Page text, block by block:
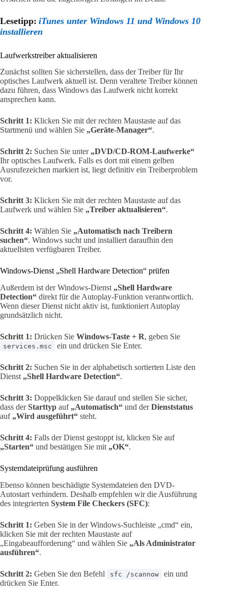
Lesetipp: iTunes unter Windows 11 und Windows 10
installieren
Laufwerkstreiber aktualisieren
Zunächst sollten Sie sicherstellen, dass der Treiber für Ihr
optisches Laufwerk aktuell ist. Denn veraltete Treiber können
dazu führen, dass Windows das Laufwerk nicht korrekt
ansprechen kann.
Schritt 1: Klicken Sie mit der rechten Maustaste auf das
Startmenü und wählen Sie „Geräte-Manager“.
Schritt 2: Suchen Sie unter „DVD/CD-ROM-Laufwerke“
Ihr optisches Laufwerk. Falls es dort mit einem gelben
Ausrufezeichen markiert ist, liegt definitiv ein Treiberproblem
vor.
Schritt 3: Klicken Sie mit der rechten Maustaste auf das
Laufwerk und wählen Sie „Treiber aktualisieren“.
Schritt 4: Wählen Sie „Automatisch nach Treibern
suchen“. Windows sucht und installiert daraufhin den
aktuellsten verfügbaren Treiber.
Windows-Dienst „Shell Hardware Detection“ prüfen
Außerdem ist der Windows-Dienst „Shell Hardware
Detection“ direkt für die Autoplay-Funktion verantwortlich.
Wenn dieser Dienst nicht aktiv ist, funktioniert Autoplay
grundsätzlich nicht.
Schritt 1: Drücken Sie Windows-Taste + R, geben Sie
services.msc ein und drücken Sie Enter.
Schritt 2: Suchen Sie in der alphabetisch sortierten Liste den
Dienst „Shell Hardware Detection“.
Schritt 3: Doppelklicken Sie darauf und stellen Sie sicher,
dass derStarttyp auf „Automatisch“ und derDienststatus
auf „Wird ausgeführt“ steht.
Schritt 4: Falls der Dienst gestoppt ist, klicken Sie auf
„Starten“ und bestätigen Sie mit „OK“.
Systemdateiprüfung ausführen
Ebenso können beschädigte Systemdateien den DVD-
Autostart verhindern. Deshalb empfehlen wir die Ausführung
des integrierten System File Checkers (SFC):
Schritt 1: Geben Sie in der Windows-Suchleiste „cmd“ ein,
klicken Sie mit der rechten Maustaste auf
„Eingabeaufforderung“ und wählen Sie „Als Administrator
ausführen“.
Schritt 2: Geben Sie den Befehl sfc /scannow
ein und
drücken Sie Enter.